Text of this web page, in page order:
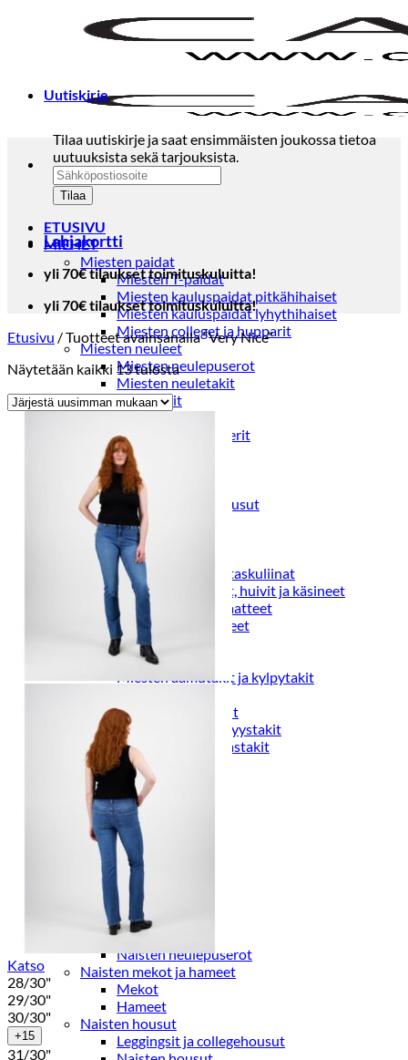
ETUSIVU
MIEHET
Miesten paidat
Miesten T-paidat
Miesten kauluspaidat pitkähihaiset
Miesten kauluspaidat lyhythihaiset
Miesten colleget ja hupparit
Miesten neuleet
Miesten neulepuserot
Miesten neuletakit
Puvut ja blazerit
Puvut
Puvuntakit ja blazerit
Miesten housut
Miesten housut
Miesten farkut
Miesten collegehousut
Miesten shortsit
Miesten asusteet
Vyöt ja olkaimet
Solmiot, rusetit ja taskuliinat
Miesten päähineet, huivit ja käsineet
Miesten yöasut ja alusvaatteet
Miesten alusvaatteet
Miesten sukat
Miesten yöasut
Miesten aamutakit ja kylpytakit
Miesten nahkatakit
Miesten kevät-ja syystakit
Miesten villakangastakit
Miesten talvitakit
NAISET
Naisten paidat
Naisten colleget
Paidat, tunikat ja jakut
Trikoopaidat
Naisten puserot
Tunikat
Jakut ja liivit
Naisten neuleet
Naisten neuletakit
Naisten neulepuserot
Naisten mekot ja hameet
Mekot
Hameet
Naisten housut
Leggingsit ja collegehousut
Uutiskirje
Tilaa uutiskirje ja saat ensimmäisten joukossa tietoa
uutuuksista sekä tarjouksista.
Lahjakortti
yli 70€ tilaukset toimituskuluitta!
yli 70€ tilaukset toimituskuluitta!
Etusivu /Tuotteet avainsanalla “Very Nice”
Näytetään kaikki 13 tulostaSorted
by
latest
Katso
28/30"
29/30"
30/30"
+15
31/30"